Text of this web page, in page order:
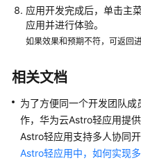
为
云
Astro
应
用
创
建
应
用
资
应用开发完成后，单击主
应用并进行体验。
如果效果和预期不符，可返回进
相关文档
为了方便同一个开发团队
作，华为云Astro轻应用提
Astro轻应用支持多人协同
Astro轻应用中，如何实现多